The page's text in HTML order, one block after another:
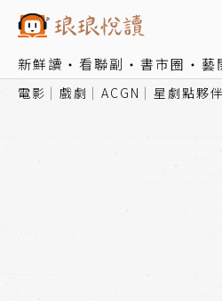
新鮮讀 看聯副 書市圈 藝
電影 戲劇 ACGN 星劇點夥伴